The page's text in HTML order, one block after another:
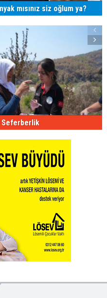
mısınız siz oğlum ya?
Seferberlik